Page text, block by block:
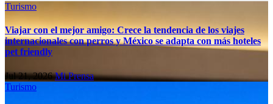
Turismo
Viajar con el mejor amigo: Crece la tendencia de los viajes
internacionales con perros y México se adapta con más hoteles
pet friendly
Jul 21, 2026Mi Prensa
Turismo